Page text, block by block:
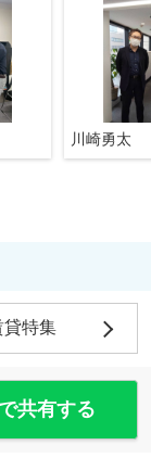
川崎勇太
貸特集
共有する